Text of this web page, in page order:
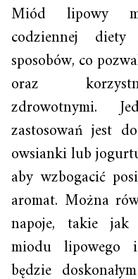
Miód lipowy
codziennej
sposobów, co
oraz
zdrowotnymi.
zastosowań jest
owsianki lub
aby wzbogacić
aromat. Można
napoje, takie
miodu lipowego
będzie